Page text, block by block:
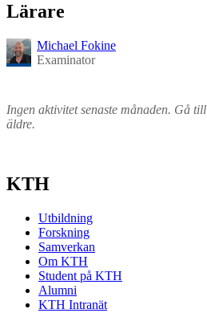
Lärare
Michael Fokine
Examinator
Ingen aktivitet senaste månaden. Gå till
äldre.
KTH
Utbildning
Forskning
Samverkan
Om KTH
Student på KTH
Alumni
KTH Intranät